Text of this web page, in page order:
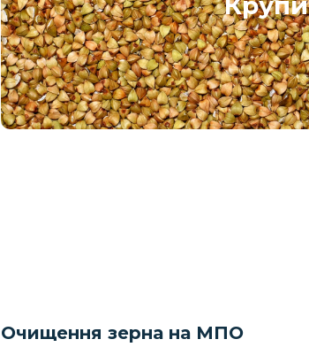
Очищення зерна на МПО